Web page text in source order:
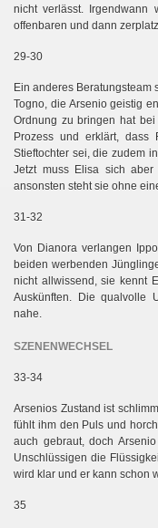
nicht verlässt. Irgendwann
offenbaren und dann
29-30
Ein anderes Beratungsteam
Togno, die Arseniogeistig
Ordnung zu bringen hat
Prozess und erklärt, dass
Stieftochter sei, die zudem
Jetzt muss Elisa sich aber
ansonsten steht sie ohne
31-32
Von Dianora verlangen
beiden werbenden
nicht allwissend, sie kennt
Auskünften. Die qualvolle
nahe.
SZENENWECHSEL
33-34
Arsenios Zustand ist
fühlt ihm den Puls und
auch gebraut, doch
Unschlüssigen die
wird klar und er kann schon
35